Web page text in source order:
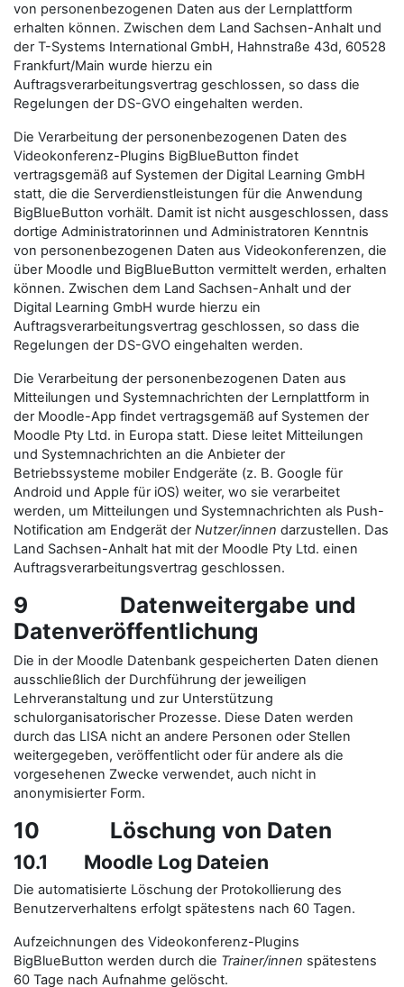
von personenbezogenen Daten aus der Lernplattform
erhalten können. Zwischen dem Land Sachsen-Anhalt und
der T-Systems International GmbH, Hahnstraße 43d, 60528
Frankfurt/Main wurde hierzu ein
Auftragsverarbeitungsvertrag geschlossen, so dass die
Regelungen der DS-GVO eingehalten werden.
Die Verarbeitung der personenbezogenen Daten des
Videokonferenz-Plugins BigBlueButton findet
vertragsgemäß auf Systemen der Digital Learning GmbH
statt, die die Serverdienstleistungen für die Anwendung
BigBlueButton vorhält. Damit ist nicht ausgeschlossen, dass
dortige Administratorinnen und Administratoren Kenntnis
von personenbezogenen Daten aus Videokonferenzen, die
über Moodle und BigBlueButton vermittelt werden, erhalten
können. Zwischen dem Land Sachsen-Anhalt und der
Digital Learning GmbH wurde hierzu ein
Auftragsverarbeitungsvertrag geschlossen, so dass die
Regelungen der DS-GVO eingehalten werden.
Die Verarbeitung der personenbezogenen Daten aus
Mitteilungen und Systemnachrichten der Lernplattform in
der Moodle-App findet vertragsgemäß auf Systemen der
Moodle Pty Ltd. in Europa statt. Diese leitet Mitteilungen
und Systemnachrichten an die Anbieter der
Betriebssysteme mobiler Endgeräte (z. B. Google für
Android und Apple für iOS) weiter, wo sie verarbeitet
werden, um Mitteilungen und Systemnachrichten als Push-
Notification am Endgerät derNutzer/innen darzustellen. Das
Land Sachsen-Anhalt hat mit der Moodle Pty Ltd. einen
Auftragsverarbeitungsvertrag geschlossen.
9 Datenweitergabe und
Datenveröffentlichung
Die in der Moodle Datenbank gespeicherten Daten dienen
ausschließlich der Durchführung der jeweiligen
Lehrveranstaltung und zur Unterstützung
schulorganisatorischer Prozesse. Diese Daten werden
durch das LISA nicht an andere Personen oder Stellen
weitergegeben, veröffentlicht oder für andere als die
vorgesehenen Zwecke verwendet, auch nicht in
anonymisierter Form.
10 Löschung von Daten
10.1 Moodle Log Dateien
Die automatisierte Löschung der Protokollierung des
Benutzerverhaltens erfolgt spätestens nach 60 Tagen.
Aufzeichnungen des Videokonferenz-Plugins
BigBlueButton werden durch die Trainer/innen spätestens
60 Tage nach Aufnahme gelöscht.